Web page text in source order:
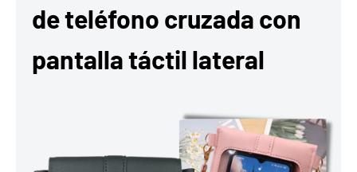
de teléfono cruzada con
pantalla táctil lateral